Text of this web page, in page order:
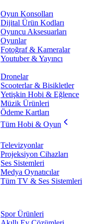
Oyun Konsolları
Dijital Ürün Kodları
Oyuncu Aksesuarları
Oyunlar
Fotoğraf & Kameralar
Youtuber & Yayıncı
Dronelar
Scooterlar & Bisikletler
Yetişkin Hobi & Eğlence
Müzik Ürünleri
Ödeme Kartları
Tüm Hobi & Oyun
Televizyonlar
Projeksiyon Cihazları
Ses Sistemleri
Medya Oynatıcılar
Tüm TV & Ses Sistemleri
Spor Ürünleri